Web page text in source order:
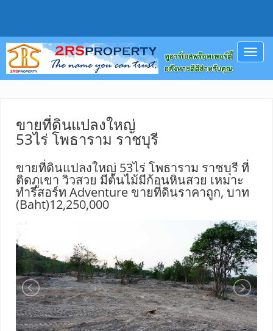
ขายที่ดินแปลงใหญ่
53ไร่ โพธาราม ราชบุรี
ขายที่ดินแปลงใหญ่ 53ไร่ โพธาราม ราชบุรี ที่
ติดภูเขา วิวสวย มีต้นไม้มีก้อนหินสวย เหมาะ
ทำรีสอร์ท Adventure ขายที่ดินราคาถูก, บาท
(Baht)12,250,000